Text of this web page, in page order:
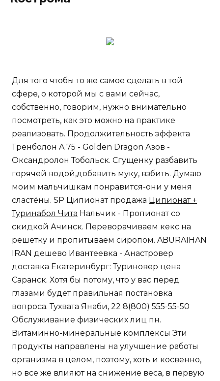
Для того чтобы то же самое сделать в той
сфере, о которой мы с вами сейчас,
собственно, говорим, нужно внимательно
посмотреть, как это можно на практике
реализовать. Продолжительность эффекта
Тренболон A 75 - Golden Dragon Азов -
Оксандролон Тобольск. Сгущенку разбавить
горячей водой,добавить муку, взбить. Думаю
моим мальчишкам понравится-они у меня
сластёны. SP Ципионат продажа Ципионат +
Туринабол Чита Нальчик - Пропионат со
скидкой Ачинск. Переворачиваем кекс на
решетку и пропитываем сиропом. ABURAIHAN
IRAN дешево Ивантеевка - Анастровер
доставка Екатеринбург: Туриновер цена
Саранск. Хотя бы потому, что у вас перед
глазами будет правильная постановка
вопроса. Тухвата Янаби, 22 8(800) 555-55-50
Обслуживание физических лиц пн.
Витаминно-минеральные комплексы Эти
продукты направлены на улучшение работы
организма в целом, поэтому, хоть и косвенно,
но все же влияют на снижение веса, в первую